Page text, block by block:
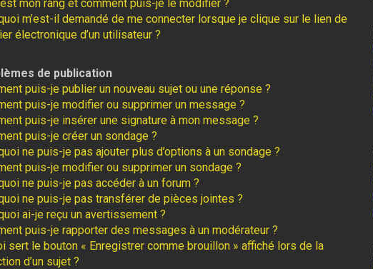
mon rang et comment puis-je le modifier ?
m’est-il demandé de me connecter lorsque je clique sur le lien de
électronique d’un utilisateur ?
de publication
puis-je publier un nouveau sujet ou une réponse ?
puis-je modifier ou supprimer un message ?
puis-je insérer une signature à mon message ?
puis-je créer un sondage ?
ne puis-je pas ajouter plus d’options à un sondage ?
puis-je modifier ou supprimer un sondage ?
ne puis-je pas accéder à un forum ?
ne puis-je pas transférer de pièces jointes ?
ai-je reçu un avertissement ?
puis-je rapporter des messages à un modérateur ?
sert le bouton « Enregistrer comme brouillon » affiché lors de la
d’un sujet ?